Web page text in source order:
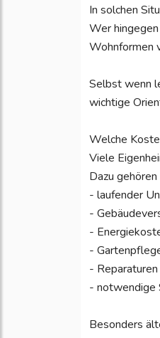
In solchen
Wer
Wohnformen
Selbst wenn
wichtige
Welche
Viele
Dazu
- laufender
-
-
-
- Reparaturen
- notwendige
Besonders